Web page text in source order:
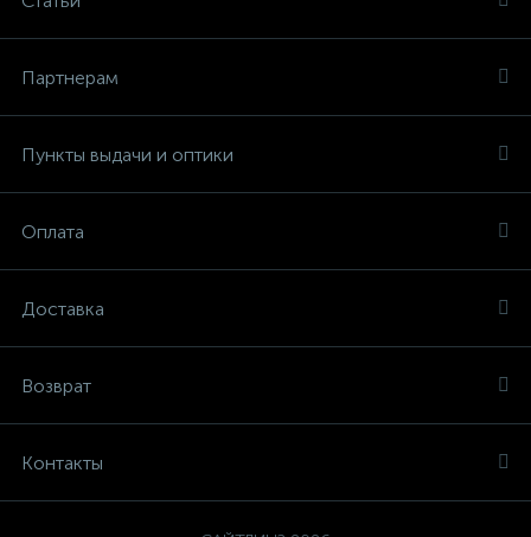
Партнерам
Пункты выдачи и оптики
Оплата
Доставка
Возврат
Контакты